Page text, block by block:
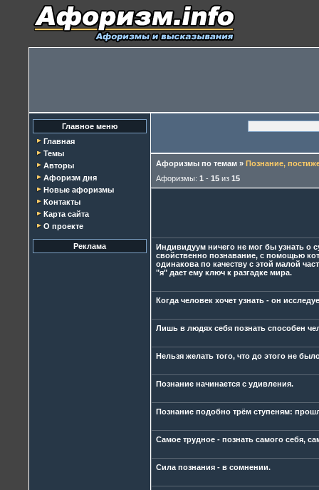
Главное меню
Главная
Темы
Авторы
Афоризм дня
Новые афоризмы
Контакты
Карта сайта
О проекте
Реклама
Афоризмы по темам » Познание,
Афоризмы: 1 - 15 из 15
Индивидуум ничего не мог бы узнать о
свойственно познавание, с помощью
одинакова по качеству с этой малой
"я" дает ему ключ к разгадке мира.
Когда человек хочет узнать - он
Лишь в людях себя познать способен
Нельзя желать того, что до этого не
Познание начинается с удивления.
Познание подобно трём ступеням:
Самое трудное - познать самого себя,
Сила познания - в сомнении.